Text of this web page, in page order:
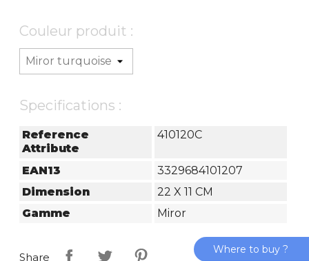
Couleur produit :
Specifications :
Reference
Attribute
410120C
EAN13
3329684101207
Dimension
22 X 11 CM
Gamme
Miror
Share
Where to buy ?